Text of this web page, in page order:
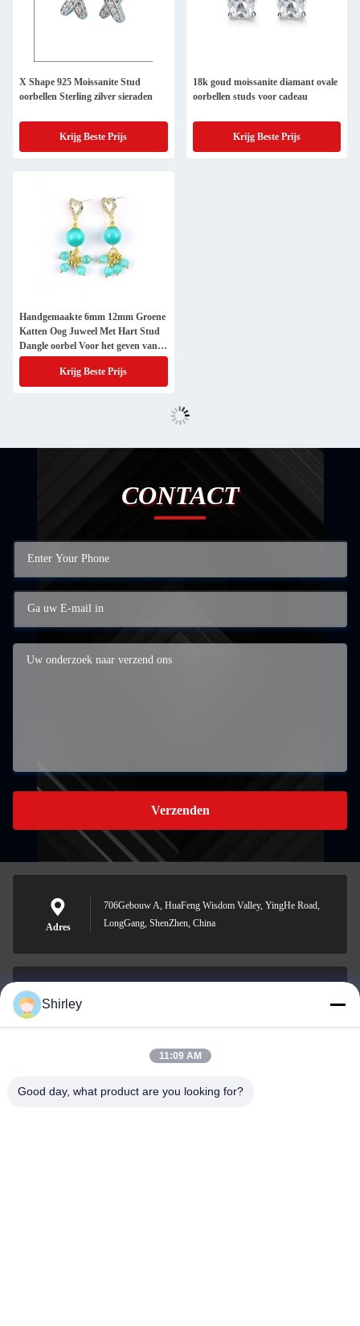
X Shape 925 Moissanite Stud
oorbellen Sterling zilver sieraden
Krijg Beste Prijs
18k goud moissanite diamant ovale
oorbellen studs voor cadeau
Krijg Beste Prijs
Handgemaakte 6mm 12mm Groene
Katten Oog Juweel Met Hart Stud
Dangle oorbel Voor het geven van
cadeautjes
Krijg Beste Prijs
CONTACT
Verzenden
Adres
706Gebouw A, HuaFeng Wisdom Valley, YingHe Road,
LongGang, ShenZhen, China
0086-18148506772
Shirley
11:09 AM
Good day, what product are you looking for?